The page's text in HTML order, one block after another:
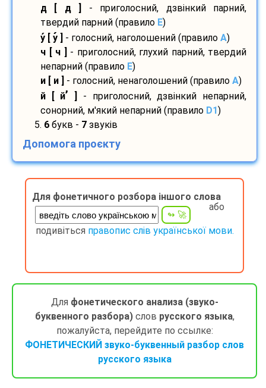
д [ д ]
- приголосний, дзвінкий парний,
твердий парний (правило E)
у [ у - голосний, наголошений (правило A)
ч [ ч ]
- приголосний, глухий парний, твердий
непарний (правило E)
и [ и ]
- голосний, ненаголошений (правило A)
й [ й’
- приголосний, дзвінкий непарний,
сонорний, м'який непарний (правило D1)
5. 6 букв - 7 звуків
Допомога проєкту
Для фонетичного розбора іншого слова
або
подивіться правопис слів української мови.
Для фонетического анализа (звуко-
буквенного разбора)слов русского языка,
пожалуйста, перейдите по ссылке:
ФОНЕТИЧЕСКИЙ звуко-буквенный разбор слов
русского языка